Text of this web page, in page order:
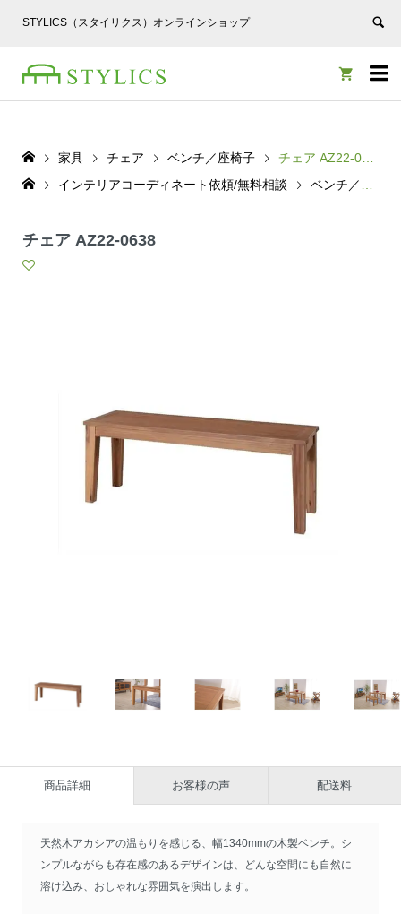
STYLICS（スタイリクス）オンラインショップ


家具 チェア ベンチ／座椅子
チェア AZ22-0638
インテリアコーディネート依頼/無料相談
ベンチ／座椅子
チェア AZ22-0638
商品詳細 お客様の声 配送料
天然木アカシアの温もりを感じる、幅1340mmの木製ベンチ。シ
ンプルながらも存在感のあるデザインは、どんな空間にも自然に
溶け込み、おしゃれな雰囲気を演出します。